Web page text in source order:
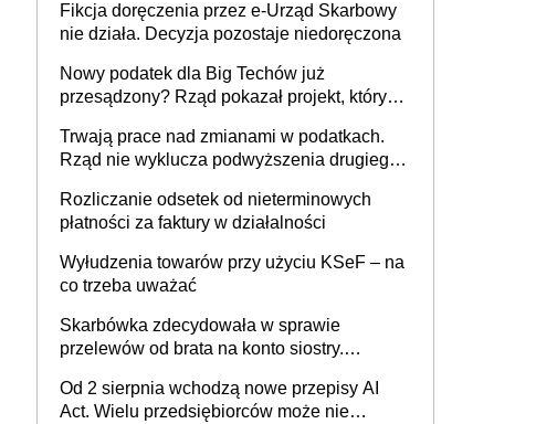
Fikcja doręczenia przez e-Urząd Skarbowy
nie działa. Decyzja pozostaje niedoręczona
Nowy podatek dla Big Techów już
przesądzony? Rząd pokazał projekt, który
Trwają prace nad zmianami w podatkach.
Rząd nie wyklucza podwyższenia drugiego
Rozliczanie odsetek od nieterminowych
płatności za faktury w działalności
Wyłudzenia towarów przy użyciu KSeF – na
co trzeba uważać
Skarbówka zdecydowała w sprawie
przelewów od brata na konto siostry.
darowizna, ale podatku jednak nie będzie
Od 2 sierpnia wchodzą nowe przepisy AI
Act. Wielu przedsiębiorców może nie